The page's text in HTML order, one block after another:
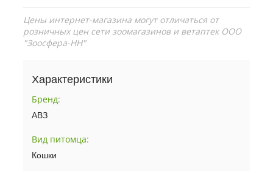
Цены интернет-магазина могут отличаться от
розничных цен сети зоомагазинов и ветаптек ООО
"Зоосфера-НН"
Характеристики
Бренд:
АВЗ
Вид питомца:
Кошки